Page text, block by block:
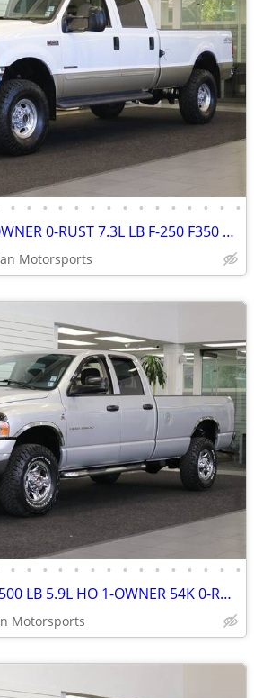
• • • • • • • • • • • • • • •
2000 FORD F250 1-OWNER 0-RUST 7.3L LB F-250 F350 1999 2001 2002 2003
Motorsports
• • • • • • • • • • • • • • •
2004 DODGE RAM 2500 LB 5.9L HO 1-OWNER 54K 0-RUST 3500 2005 2006 2007
Motorsports